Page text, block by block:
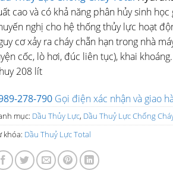
cao và có khả năng phân hủy sinh
nghị cho hệ thống thủy lực hoạt
cơ xảy ra cháy chẵn hạn trong nhà
cốc, lò hơi, đúc liên tục), khai
208 lít
278-790 Gọi điện xác nhận và giao
mục: Dầu Thủy Lực, Dầu Thuỷ Lực Chống
khóa: Dầu Thuỷ Lực Total